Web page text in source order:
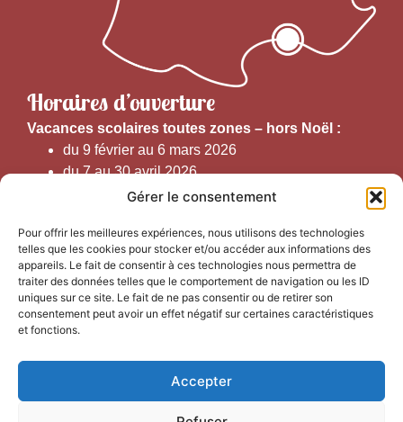
Gérer le consentement
Pour offrir les meilleures expériences, nous utilisons des technologies
telles que les cookies pour stocker et/ou accéder aux informations des
appareils. Le fait de consentir à ces technologies nous permettra de
traiter des données telles que le comportement de navigation ou les ID
uniques sur ce site. Le fait de ne pas consentir ou de retirer son
consentement peut avoir un effet négatif sur certaines caractéristiques
et fonctions.
Accepter
Horaires d’ouverture
Vacances scolaires toutes zones – hors Noël :
du 9 février au 6 mars 2026
du 7 au 30 avril 2026
du 1er juin au 30 septembre 2026
Horaires d’ouverture au public :
Du 1er septembre au 30 juin 2026 (hors juillet et août)
du lundi au vendredi de 9h50 à 12h30 et de
Du 1er juillet au 31 août 2026